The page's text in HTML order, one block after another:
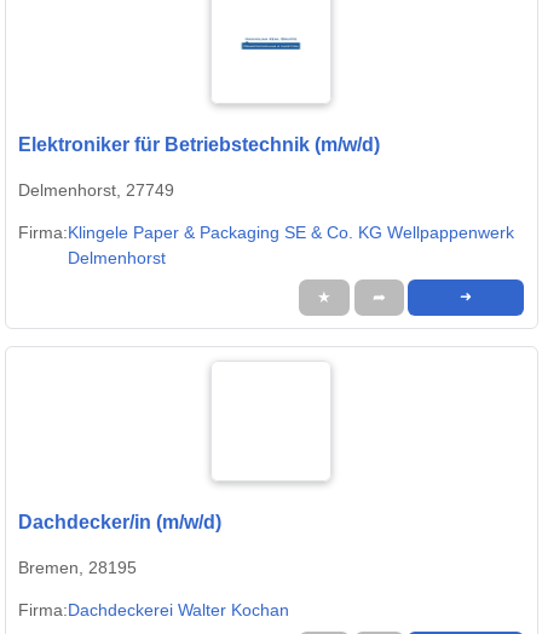
Elektroniker für Betriebstechnik (m/w/d)
Delmenhorst, 27749
Firma:Klingele Paper & Packaging SE & Co. KG Wellpappenwerk
Delmenhorst
★ ➦ ➜
Dachdecker/in (m/w/d)
Bremen, 28195
Firma:Dachdeckerei Walter Kochan